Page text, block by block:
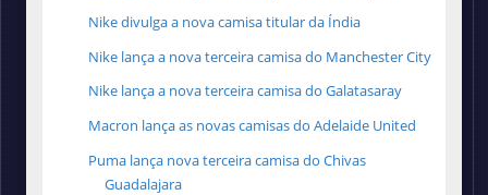
Nike divulga a nova camisa titular da Índia
Nike lança a nova terceira camisa do Manchester City
Nike lança a nova terceira camisa do Galatasaray
Macron lança as novas camisas do Adelaide United
Puma lança nova terceira camisa do Chivas
Guadalajara